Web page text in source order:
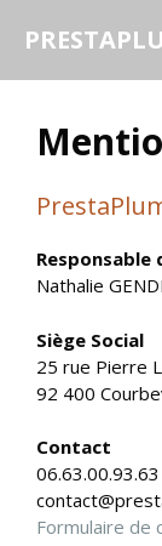
Nathalie
Siège Social
25 rue Pierre
92 400
Contact
06.63.00.93.63
Formulaire de